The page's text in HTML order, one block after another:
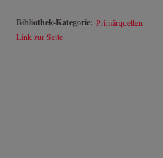
Bibliothek-Kategorie: Primärquellen
Link zur Seite